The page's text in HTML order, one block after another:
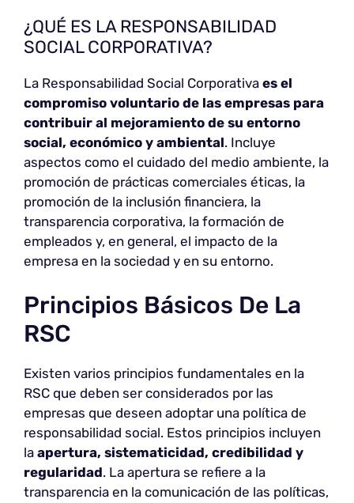
¿QUÉ ES LA RESPONSABILIDAD
SOCIAL CORPORATIVA?
La Responsabilidad Social Corporativa es el
compromiso voluntario de las empresas para
contribuir al mejoramiento de su entorno
social, económico y ambiental. Incluye
aspectos como el cuidado del medio ambiente, la
promoción de prácticas comerciales éticas, la
promoción de la inclusión financiera, la
transparencia corporativa, la formación de
empleados y, en general, el impacto de la
empresa en la sociedad y en su entorno.
Principios Básicos De La
RSC
Existen varios principios fundamentales en la
RSC que deben ser considerados por las
empresas que deseen adoptar una política de
responsabilidad social. Estos principios incluyen
la apertura, sistematicidad, credibilidad y
regularidad. La apertura se refiere a la
transparencia en la comunicación de las políticas,